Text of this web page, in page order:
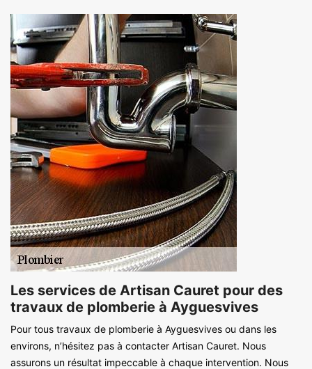
Les services de Artisan Cauret pour des
travaux de plomberie à Ayguesvives
Pour tous travaux de plomberie à Ayguesvives ou dans les
environs, n’hésitez pas à contacter Artisan Cauret. Nous
assurons un résultat impeccable à chaque intervention. Nous